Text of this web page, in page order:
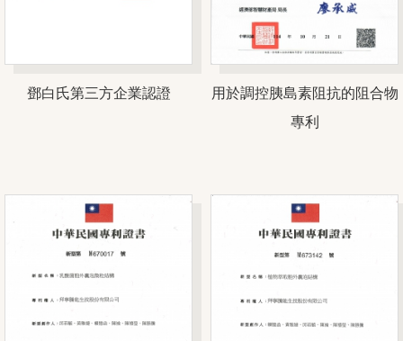
鄧白氏第三方企業認證
用於調控胰島素阻抗的阻合物
專利